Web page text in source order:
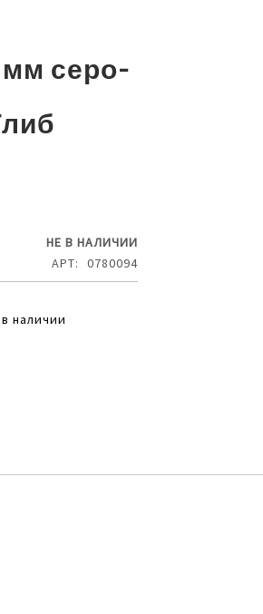
мм серо-
НЕ В НАЛИЧИИ
АРТ
0780094
наличии